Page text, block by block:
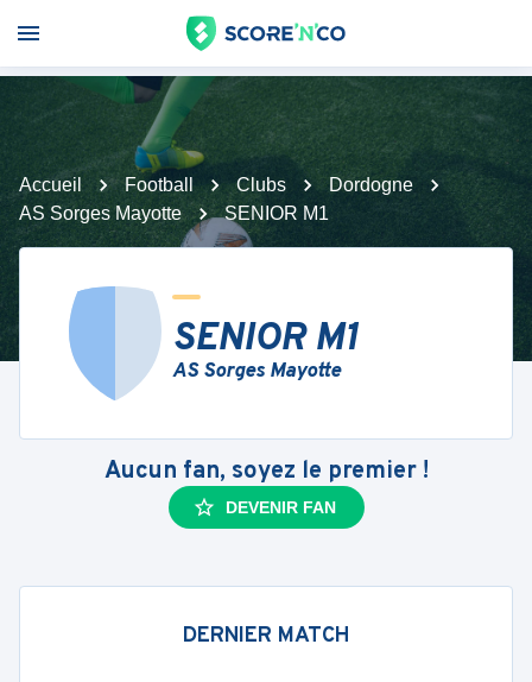
Accueil Football Clubs
Dordogne
AS Sorges Mayotte
SENIOR M1
SENIOR M1
AS Sorges Mayotte
Aucun fan, soyez le premier !
DEVENIR FAN
DERNIER MATCH